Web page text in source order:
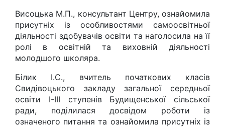
Висоцька М.П., консультант Центру, ознайомила
присутніх із особливостями самоосвітньої
діяльності здобувачів освіти та наголосила на її
ролі в освітній та виховній діяльності
молодшого школяра.
Білик І.С., вчитель початкових класів
Свидівоцького закладу загальної середньої
освіти І-ІІІ ступенів Будищенської сільської
ради, поділилася досвідом роботи із
означеного питання та ознайомила присутніх із